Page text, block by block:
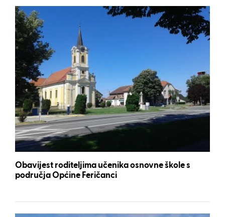
Obavijest roditeljima učenika osnovne škole s
područja Općine Feričanci